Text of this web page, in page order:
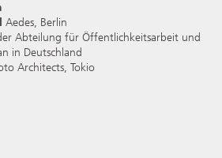
Aedes, Berlin
Abteilung für Öffentlichkeitsarbeit und
in Deutschland
Architects, Tokio